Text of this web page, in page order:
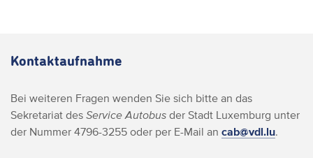
Kontaktaufnahme
Bei weiteren Fragen wenden Sie sich bitte an das
Sekretariat des Service Autobus der Stadt Luxemburg unter
der Nummer 4796-3255 oder per E-Mail an cab@vdl.lu.